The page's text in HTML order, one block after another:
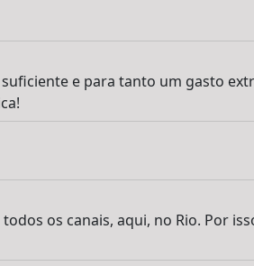
e para tanto um gasto
os canais, aqui, no Rio. Por